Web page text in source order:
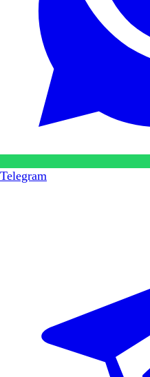
Telegram